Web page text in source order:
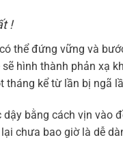
!
thể đứng vững và
hình thành phản xạ
tháng kể từ lần bị ngã
bằng cách vịn vào
chưa bao giờ là dễ